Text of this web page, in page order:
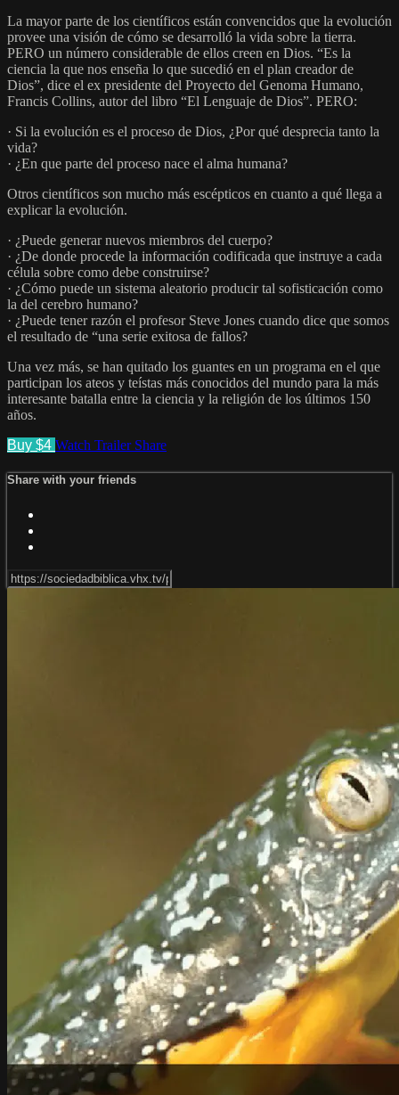
La mayor parte de los científicos están convencidos que la evolución
provee una visión de cómo se desarrolló la vida sobre la tierra.
PERO un número considerable de ellos creen en Dios. “Es la
ciencia la que nos enseña lo que sucedió en el plan creador de
Dios”, dice el ex presidente del Proyecto del Genoma Humano,
Francis Collins, autor del libro “El Lenguaje de Dios”. PERO:
· Si la evolución es el proceso de Dios, ¿Por qué desprecia tanto la
vida?
· ¿En que parte del proceso nace el alma humana?
Otros científicos son mucho más escépticos en cuanto a qué llega a
explicar la evolución.
· ¿Puede generar nuevos miembros del cuerpo?
· ¿De donde procede la información codificada que instruye a cada
célula sobre como debe construirse?
· ¿Cómo puede un sistema aleatorio producir tal sofisticación como
la del cerebro humano?
· ¿Puede tener razón el profesor Steve Jones cuando dice que somos
el resultado de “una serie exitosa de fallos?
Una vez más, se han quitado los guantes en un programa en el que
participan los ateos y teístas más conocidos del mundo para la más
interesante batalla entre la ciencia y la religión de los últimos 150
años.
Buy $4 Watch Trailer Share
Share with your friends